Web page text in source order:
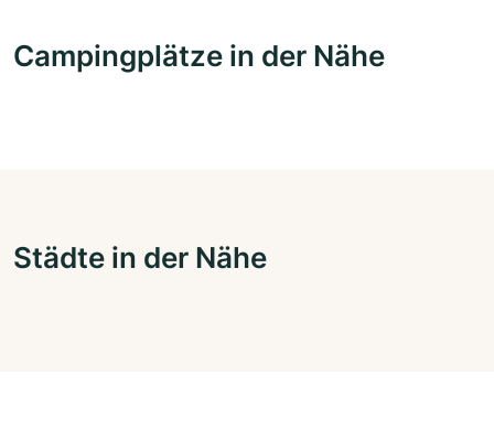
Campingplätze in der Nähe
Städte in der Nähe